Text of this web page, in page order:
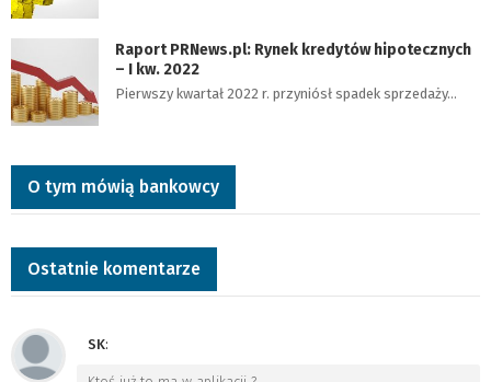
Raport PRNews.pl: Rynek kredytów hipotecznych
– I kw. 2022
Pierwszy kwartał 2022 r. przyniósł spadek sprzedaży…
O tym mówią bankowcy
Ostatnie komentarze
SK: